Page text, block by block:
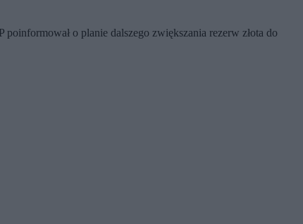
o planie dalszego zwiększania rezerw złota do